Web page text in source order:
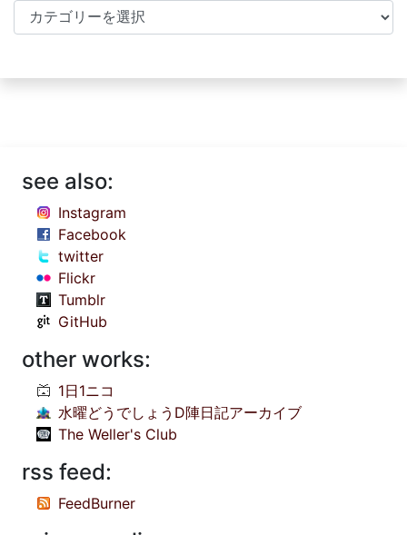
Categories
see also:
Instagram
Facebook
twitter
Flickr
Tumblr
GitHub
other works:
1日1ニコ
水曜どうでしょうD陣日記アーカイブ
The Weller's Club
rss feed:
FeedBurner